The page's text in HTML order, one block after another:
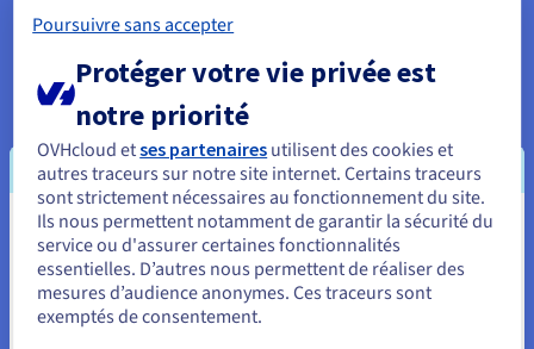
démocratise les informations
Un autre avantage clé est l'expérience utilisateur améliorée.
La recherche cognitive prend en charge les requêtes
naturelles, ce qui permet aux utilisateurs d'effectuer des
requêtes à l'aide d'un jargon conversationnel, comme ils le
feraient pour poser une question à un expert humain. Cela
rend la recherche plus intuitive et plus conviviale, éliminant la
nécessité de formuler des requêtes complexes par mots clés.
Cela contribue également à la démocratisation de
l'information, en permettant aux utilisateurs de tous niveaux
techniques d'accéder et de comprendre plus facilement les
données complexes.
Vous semblez être localisé en États-
Unis.
Pour commander, rendez-vous sur le site de votre pays (États-
Poursuivre sans accepter
Protéger votre vie privée est
notre priorité
OVHcloud etses partenaires utilisent des cookies et
autres traceurs sur notre site internet. Certains traceurs
sont strictement nécessaires au fonctionnement du site.
Ils nous permettent notamment de garantir la sécurité du
service ou d'assurer certaines fonctionnalités
essentielles. D’autres nous permettent de réaliser des
mesures d’audience anonymes. Ces traceurs sont
exemptés de consentement.